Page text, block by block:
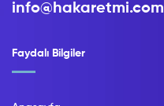
Faydalı Bilgiler
info@hakaretmi.com